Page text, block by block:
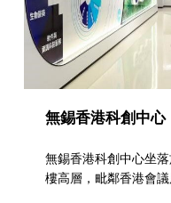
無錫香港科創中心
無錫香港科創中心坐
樓高層，毗鄰香港會